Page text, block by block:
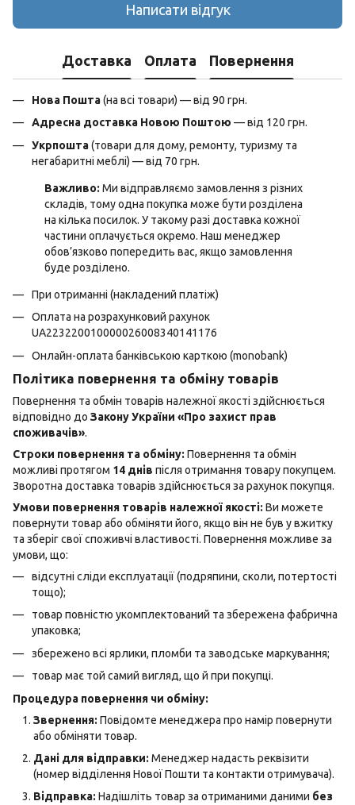
Написати відгук
Доставка Оплата Повернення
Нова Пошта(на всі товари) — від 90 грн.
Адресна доставка Новою Поштою — від 120 грн.
Укрпошта(товари для дому, ремонту, туризму та
негабаритні меблі) — від 70 грн.
Важливо: Ми відправляємо замовлення з різних
складів, тому одна покупка може бути розділена
на кілька посилок. У такому разі доставка кожної
частини оплачується окремо. Наш менеджер
обов’язково попередить вас, якщо замовлення
буде розділено.
При отриманні (накладений платіж)
Оплата на розрахунковий рахунок
UA223220010000026008340141176
Онлайн-оплата банківською карткою (monobank)
Політика повернення та обміну товарів
Повернення та обмін товарів належної якості здійснюється
відповідно до Закону України «Про захист прав
споживачів».
Строки повернення та обміну: Повернення та обмін
можливі протягом 14 днів після отримання товару покупцем.
Зворотна доставка товарів здійснюється за рахунок покупця.
Умови повернення товарів належної якості: Ви можете
повернути товар або обміняти його, якщо він не був у вжитку
та зберіг свої споживчі властивості. Повернення можливе за
умови, що:
відсутні сліди експлуатації (подряпини, сколи, потертості
тощо);
товар повністю укомплектований та збережена фабрична
упаковка;
збережено всі ярлики, пломби та заводське маркування;
товар має той самий вигляд, що й при покупці.
Процедура повернення чи обміну:
Звернення: Повідомте менеджера про намір повернути
або обміняти товар.
Дані для відправки: Менеджер надасть реквізити
(номер відділення Нової Пошти та контакти отримувача).
Відправка: Надішліть товар за отриманими даними без